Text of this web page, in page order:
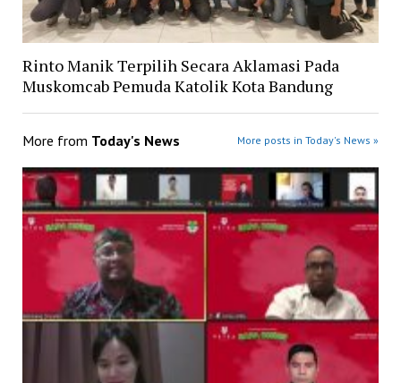
Rinto Manik Terpilih Secara Aklamasi Pada
Muskomcab Pemuda Katolik Kota Bandung
More from Today's News More posts in Today's News »